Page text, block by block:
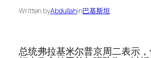
Written byAbdullahin巴基斯坦
总统弗拉基米尔普京周二表示